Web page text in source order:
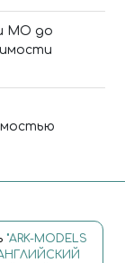
МО до
"ARK-MODELS
АНГЛИЙСКИЙ